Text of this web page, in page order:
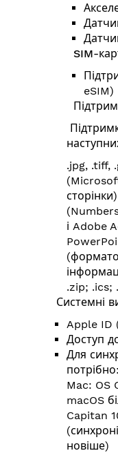
SIM-
eSIM)
.jpg, .tiff,
і Adobe
.zip; .ics;
Системні
Apple ID
Доступ
Для
потрібно:
Mac: OS
macOS
Capitan
новіше)